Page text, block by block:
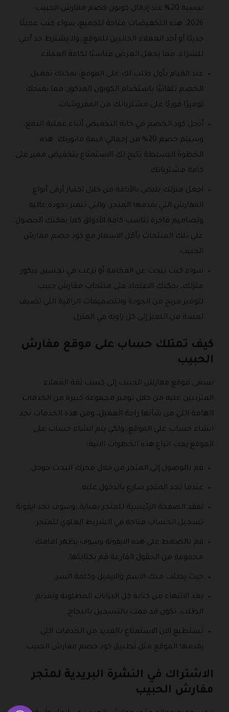
بنسبة 20% عند إدخال كوبون خصم مفارش الحبيب
2026، هذه التخفيضات متاحة للجميع، سواء كنت عميلًا
جديدًا أو أحد العملاء الحاليين للموقع، ولا يشترط حد أدنى
للشراء، مما يجعل العرض مناسبًا لكافة العملاء.
عند القيام بأول طلب لك على الموقع، يمكنك تفعيل
الخصم تلقائيًا باستخدام الكوبون المذكور، مما يمنحك
توفيرًا فوريًا على مشترياتك من المفروشات.
أدخل كود الخصم في خانة التخفيض أثناء عملية الدفع،
وسيتم خصم 20% من إجمالي قيمة فاتورتك. هذه
الخطوة البسيطة تتيح لك الاستمتاع بتخفيض مميز على
كافة مشترياتك.
اجعل منزلك ينبض بالأناقة من خلال اختيار أرقى أنواع
المفارش التي يقدمها المتجر، والتي تتميز بجودة عالية
وتصاميم فاخرة تناسب كافة الأذواق كما يمكنك الحصول
على تلك المنتجات بأقل الاسعار مع كود خصم مفارش
الحبيب.
سواء كنت تبحث عن الفخامة أو ترغب في تحسين ديكور
منزلك، يمكنك الاعتماد على منتجات مفارش حبيب
لتوفير مزيج من الجودة والتصميمات الراقية التي تضيف
لمسة من التميز إلى كل زاوية في المنزل.
كيف تمتلك حساب على موقع مفارش
الحبيب
يسعى موقع مفارش الحبيب إلى كسب ثقة العملاء
المترددين عليه من خلال توفير مجموعة كبيرة من الخدمات
الهامة التي من شأنها راحة العميل، ومن هذه الخدمات نجد
انشاء حساب على الموقع، ولكي يتم انشاء حساب على
الموقع يجب اتباع هذه الخطوات الاتية:
قم بالوصول إلى المتجر من خلال محرك البحث جوجل.
عندما تجد المتجر سارع بالدخول عليه.
تفقد الصفحة الرئيسية للمتجر بعناية، وسوف تجد ايقونة
تسجيل الحساب متاحة في الشريط العلوي للمتجر.
قم بالضغط على هذه الايقونة وسوف يظهر امامك
مجموعة من الحقول الفارغة قم بكتابتها.
حيث يطلب منك الاسم والايميل وكلمة السر.
بعد الانتهاء من كتابة كل البيانات المطلوبة وتقديم
الطلب، تكون قد قمت بالتسجيل بالنجاح.
تستطيع الان الاستمتاع بالعديد من الخدمات التي
يقدمها الموقع مثل تطبيق كود خصم مفارش الحبيب.
الاشتراك في النشرة البريدية لمتجر
مفارش الحبيب